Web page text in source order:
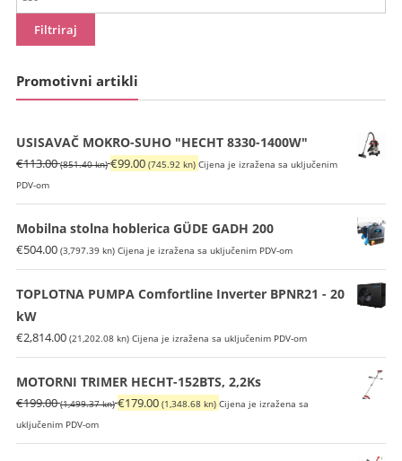
cijena
Filtriraj
Promotivni artikli
USISAVAČ MOKRO-SUHO "HECHT 8330-1400W"
€113.00 (851.40 kn)Izvorna
bila
je:
€113.00
(851.40
kn).
€99.00 (745.92 kn) Trenutna
je:
€99.00
(745.92
kn).
Cijena je izražena sa uključenim
PDV-om
Mobilna stolna hoblerica GÜDE GADH 200
€504.00 (3,797.39 kn) Cijena je izražena sa uključenim PDV-om
TOPLOTNA PUMPA Comfortline Inverter BPNR21 - 20
kW
€2,814.00 (21,202.08 kn) Cijena je izražena sa uključenim PDV-om
MOTORNI TRIMER HECHT-152BTS, 2,2Ks
€199.00 (1,499.37 kn)Izvorna
bila
€179.00 (1,348.68 kn) Trenutna
je:
Cijena je izražena sa
uključenim PDV-om